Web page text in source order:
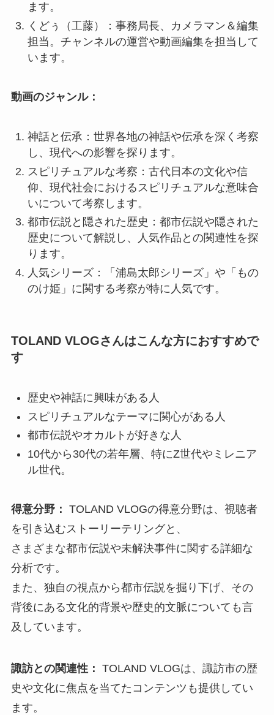
ます。
くどぅ（工藤）：事務局長、カメラマン＆編集
担当。チャンネルの運営や動画編集を担当して
います。
動画のジャンル：
神話と伝承：世界各地の神話や伝承を深く考察
し、現代への影響を探ります。
スピリチュアルな考察：古代日本の文化や信
仰、現代社会におけるスピリチュアルな意味合
いについて考察します。
都市伝説と隠された歴史：都市伝説や隠された
歴史について解説し、人気作品との関連性を探
ります。
人気シリーズ：「浦島太郎シリーズ」や「もの
のけ姫」に関する考察が特に人気です。
TOLAND VLOGさんはこんな方におすすめで
す
歴史や神話に興味がある人
スピリチュアルなテーマに関心がある人
都市伝説やオカルトが好きな人
10代から30代の若年層、特にZ世代やミレニア
ル世代。
得意分野： TOLAND VLOGの得意分野は、視聴者
を引き込むストーリーテリングと、
さまざまな都市伝説や未解決事件に関する詳細な
分析です。
また、独自の視点から都市伝説を掘り下げ、その
背後にある文化的背景や歴史的文脈についても言
及しています。
諏訪との関連性： TOLAND VLOGは、諏訪市の歴
史や文化に焦点を当てたコンテンツも提供してい
ます。